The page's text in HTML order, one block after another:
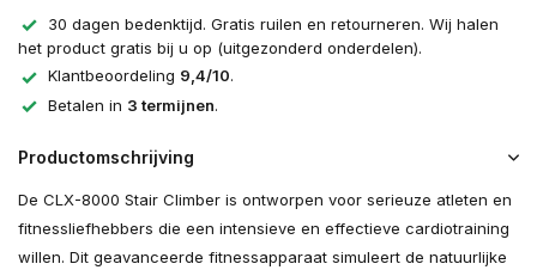
30 dagen bedenktijd. Gratis ruilen en retourneren. Wij halen
het product gratis bij u op (uitgezonderd onderdelen).
Klantbeoordeling 9,4/10.
Betalen in 3 termijnen.
Productomschrijving
De CLX-8000 Stair Climber is ontworpen voor serieuze atleten en
fitnessliefhebbers die een intensieve en effectieve cardiotraining
willen. Dit geavanceerde fitnessapparaat simuleert de natuurlijke